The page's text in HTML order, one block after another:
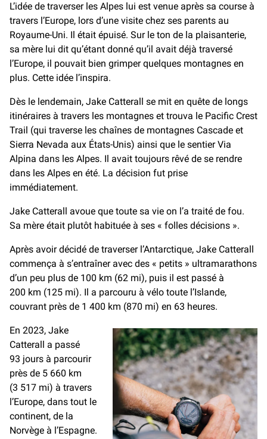
L’idée de traverser les Alpes lui est venue après sa course à
travers l’Europe, lors d’une visite chez ses parents au
Royaume-Uni. Il était épuisé. Sur le ton de la plaisanterie,
sa mère lui dit qu’étant donné qu’il avait déjà traversé
l’Europe, il pouvait bien grimper quelques montagnes en
plus. Cette idée l’inspira.
Dès le lendemain, Jake Catterall se mit en quête de longs
itinéraires à travers les montagnes et trouva le Pacific Crest
Trail (qui traverse les chaînes de montagnes Cascade et
Sierra Nevada aux États-Unis) ainsi que le sentier Via
Alpina dans les Alpes. Il avait toujours rêvé de se rendre
dans les Alpes en été. La décision fut prise
immédiatement.
Jake Catterall avoue que toute sa vie on l’a traité de fou.
Sa mère était plutôt habituée à ses « folles décisions ».
Après avoir décidé de traverser l’Antarctique, Jake Catterall
commença à s’entraîner avec des « petits » ultramarathons
d’un peu plus de 100 km (62 mi), puis il est passé à
200 km (125 mi). Il a parcouru à vélo toute l’Islande,
couvrant près de 1 400 km (870 mi) en 63 heures.
En 2023, Jake
Catterall a passé
93 jours à parcourir
près de 5 660 km
(3 517 mi) à travers
l’Europe, dans tout le
continent, de la
Norvège à l’Espagne.